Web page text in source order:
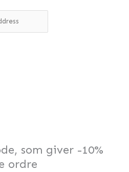
som giver -10%
ordre